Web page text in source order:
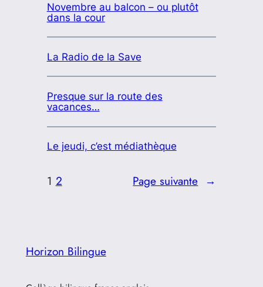
Novembre au balcon – ou plutôt
dans la cour
La Radio de la Save
Presque sur la route des
vacances…
Le jeudi, c’est médiathèque
1 2 Page suivante →
Horizon Bilingue